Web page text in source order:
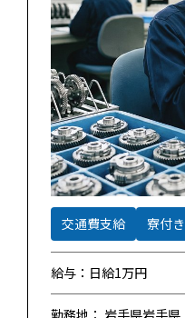
交通費支給 寮付き
給与：日給1万円
勤務地： 岩手県岩手県